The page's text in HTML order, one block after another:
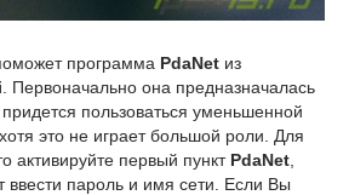
программа PdaNet из
. Первоначально она предназначалась
придется пользоваться уменьшенной
это не играет большой роли. Для
активируйте первый пункт PdaNet
ввести пароль и имя сети. Если Вы